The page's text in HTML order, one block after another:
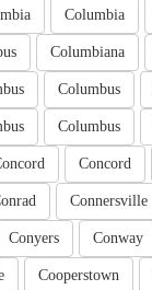
Columbia
Columbiana
Columbus
Columbus
Concord
Connersville
Conway
Conyers
Cooperstown